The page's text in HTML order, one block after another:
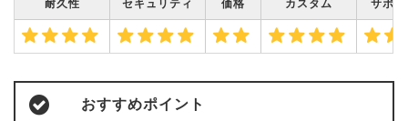
耐久性 セキュリティ 価格 カスタム サポー
おすすめポイント